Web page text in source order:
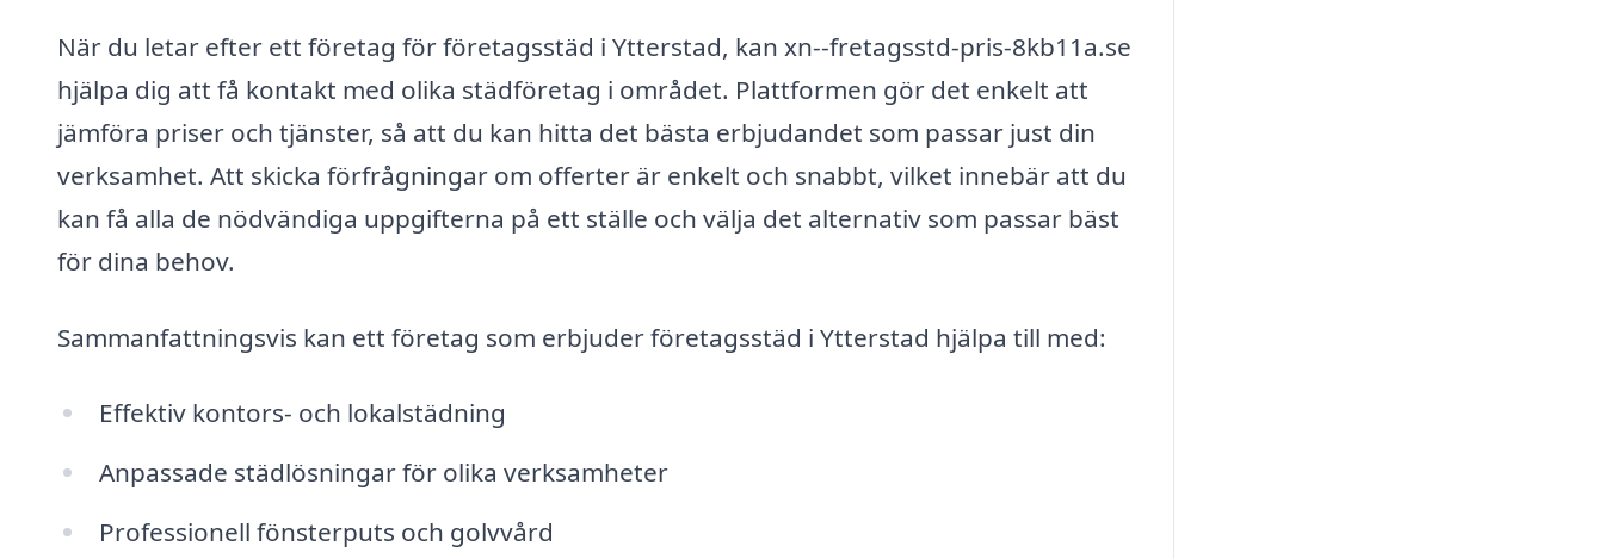
När du letar efter ett företag för företagsstäd i Ytterstad, kan xn--fretagsstd-pris-8kb11a.se
hjälpa dig att få kontakt med olika städföretag i området. Plattformen gör det enkelt att
jämföra priser och tjänster, så att du kan hitta det bästa erbjudandet som passar just din
verksamhet. Att skicka förfrågningar om offerter är enkelt och snabbt, vilket innebär att du
kan få alla de nödvändiga uppgifterna på ett ställe och välja det alternativ som passar bäst
för dina behov.
Sammanfattningsvis kan ett företag som erbjuder företagsstäd i Ytterstad hjälpa till med:
Effektiv kontors- och lokalstädning
Anpassade städlösningar för olika verksamheter
Professionell fönsterputs och golvvård